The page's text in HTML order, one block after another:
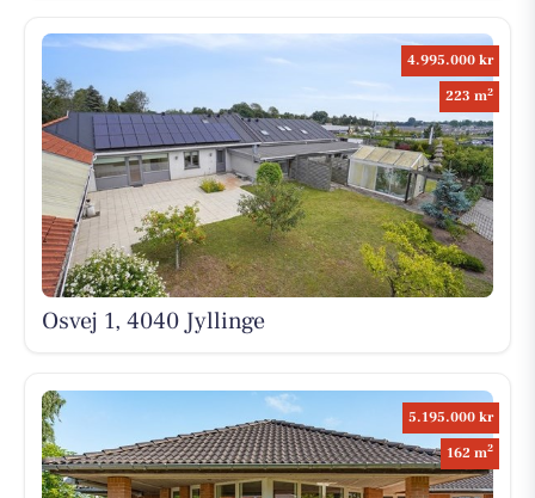
4.995.000 kr
223 m2
Osvej 1, 4040 Jyllinge
5.195.000 kr
162 m2